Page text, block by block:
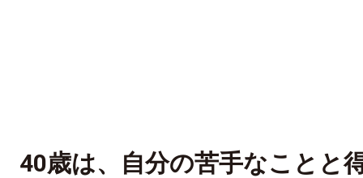
40歳は、自分の苦手なことと